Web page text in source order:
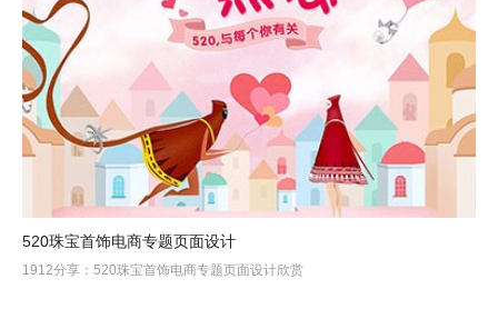
520珠宝首饰电商专题页面设计
1912分享：520珠宝首饰电商专题页面设计欣赏